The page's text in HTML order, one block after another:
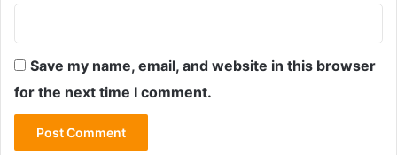
Save my name, email, and website in this browser
for the next time I comment.